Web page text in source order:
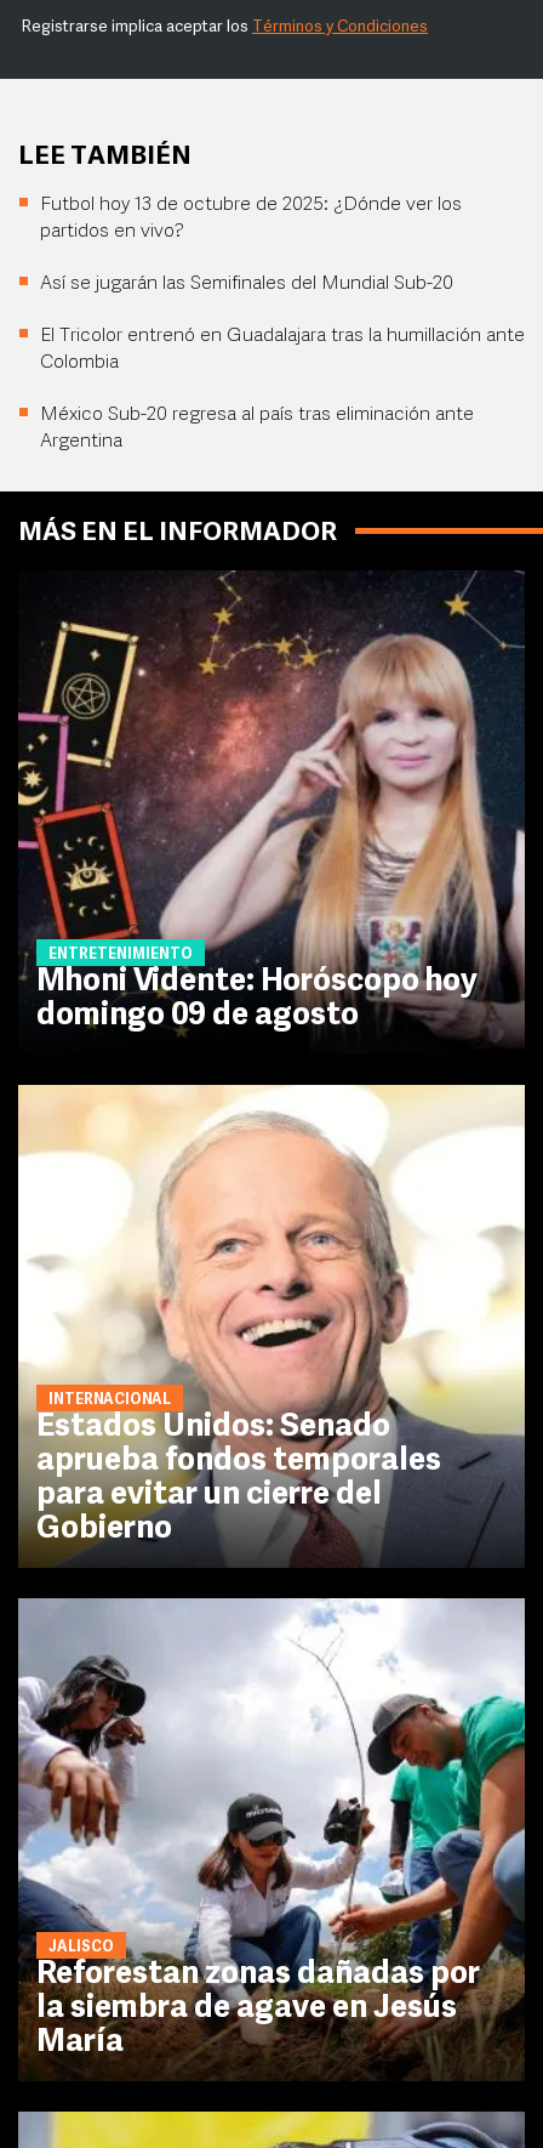
Registrarse implica aceptar los Términos y Condiciones
LEE TAMBIÉN
Futbol hoy 13 de octubre de 2025: ¿Dónde ver los
partidos en vivo?
Así se jugarán las Semifinales del Mundial Sub-20
El Tricolor entrenó en Guadalajara tras la humillación ante
Colombia
México Sub-20 regresa al país tras eliminación ante
Argentina
MÁS EN EL INFORMADOR
ENTRETENIMIENTO
Mhoni Vidente: Horóscopo hoy
domingo 09 de agosto
INTERNACIONAL
Estados Unidos: Senado
aprueba fondos temporales
para evitar un cierre del
Gobierno
JALISCO
Reforestan zonas dañadas por
la siembra de agave en Jesús
María